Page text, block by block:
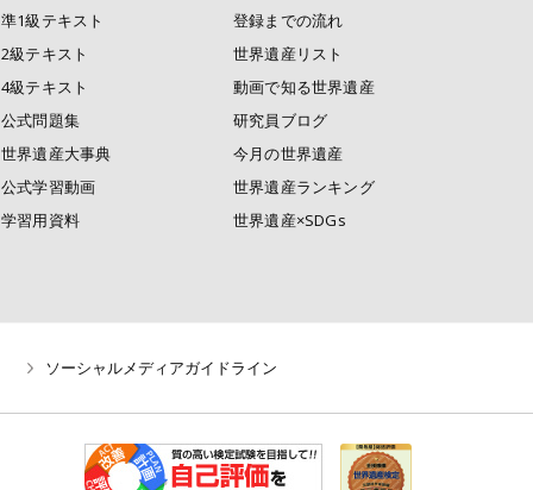
準1級テキスト
2級テキスト
4級テキスト
公式問題集
世界遺産大事典
公式学習動画
学習用資料
登録までの流れ
世界遺産リスト
動画で知る世界遺産
研究員ブログ
今月の世界遺産
世界遺産ランキング
世界遺産×SDGs
ソーシャルメディアガイドライン